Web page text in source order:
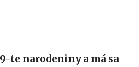
te narodeniny a má sa